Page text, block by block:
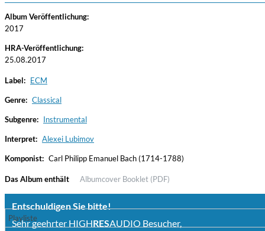
Convergence (Reference Edition)
Malia, Boris Blank
Album Veröffentlichung:
2017
HRA-Veröffentlichung:
25.08.2017
Label: ECM
Genre: Classical
Subgenre: Instrumental
Interpret: Alexei Lubimov
Komponist: Carl Philipp Emanuel Bach (1714-1788)
Das Album enthält Albumcover Booklet (PDF)
Entschuldigen Sie bitte!
Sehr geehrter HIGHRESAUDIO Besucher,
Playliste